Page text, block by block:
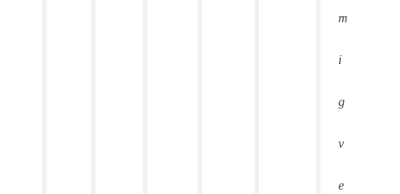
m
i
g
v
e